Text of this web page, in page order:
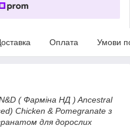
Оплата Умови
( Фарміна НД ) Ancestral
Chicken & Pomegranate з
для дорослих